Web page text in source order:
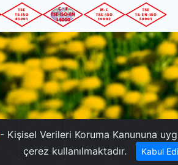
- Kişisel Verileri Koruma Kanununa
çerez kullanılmaktadır.
Kabul